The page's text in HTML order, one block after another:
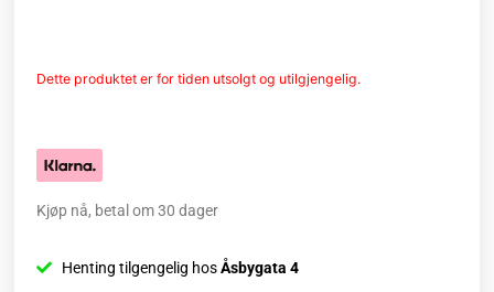
Dette produktet er for tiden utsolgt og utilgjengelig.
Kjøp nå, betal om 30 dager
Henting tilgengelig hosÅsbygata 4